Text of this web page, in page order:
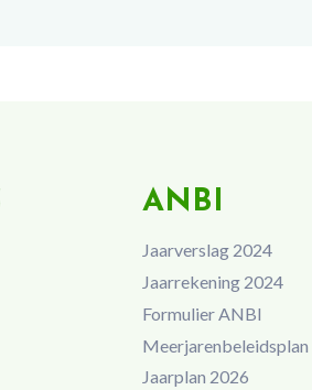
ANBI
Jaarverslag 2024
Jaarrekening 2024
Formulier ANBI
Meerjarenbeleidsplan
Jaarplan 2026